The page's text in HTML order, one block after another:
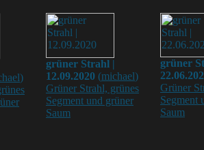
)
grüner Strahl |
12.09.2020 (michael)
Grüner Strahl, grünes
Segment und grüner
Saum
grüner
Grüner
Segment
Saum